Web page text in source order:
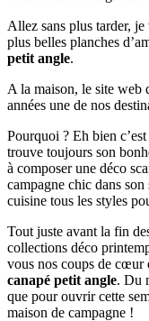
Allez sans plus tarder,
plus belles planches
petit angle.
A la maison, le site web
années une de nos
Pourquoi ? Eh bien
trouve toujours son
à composer une déco
campagne chic dans
cuisine tous les styles
Tout juste avant la fin
collections déco
vous nos coups de cœur
canapé petit angle. Du
que pour ouvrir cette
maison de campagne !